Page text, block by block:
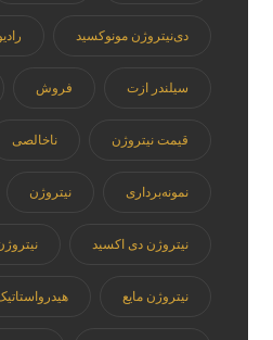
دی‌نیتروژن مونوکسید
سیلندر ازت فروش
قیمت نیتروژن ناخالصی
نمونه‌برداری نیتروژن
نیتروژن دی اکسید
نیتروژن مایع